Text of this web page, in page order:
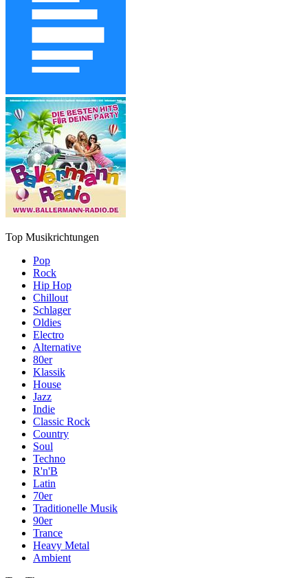
Top Musikrichtungen
Pop
Rock
Hip Hop
Chillout
Schlager
Oldies
Electro
Alternative
80er
Klassik
House
Jazz
Indie
Classic Rock
Country
Soul
Techno
R'n'B
Latin
70er
Traditionelle Musik
90er
Trance
Heavy Metal
Ambient